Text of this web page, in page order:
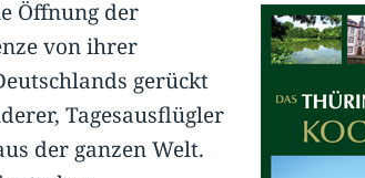
Öffnung der
von ihrer
gerückt
Tagesausflügler
der ganzen Welt.